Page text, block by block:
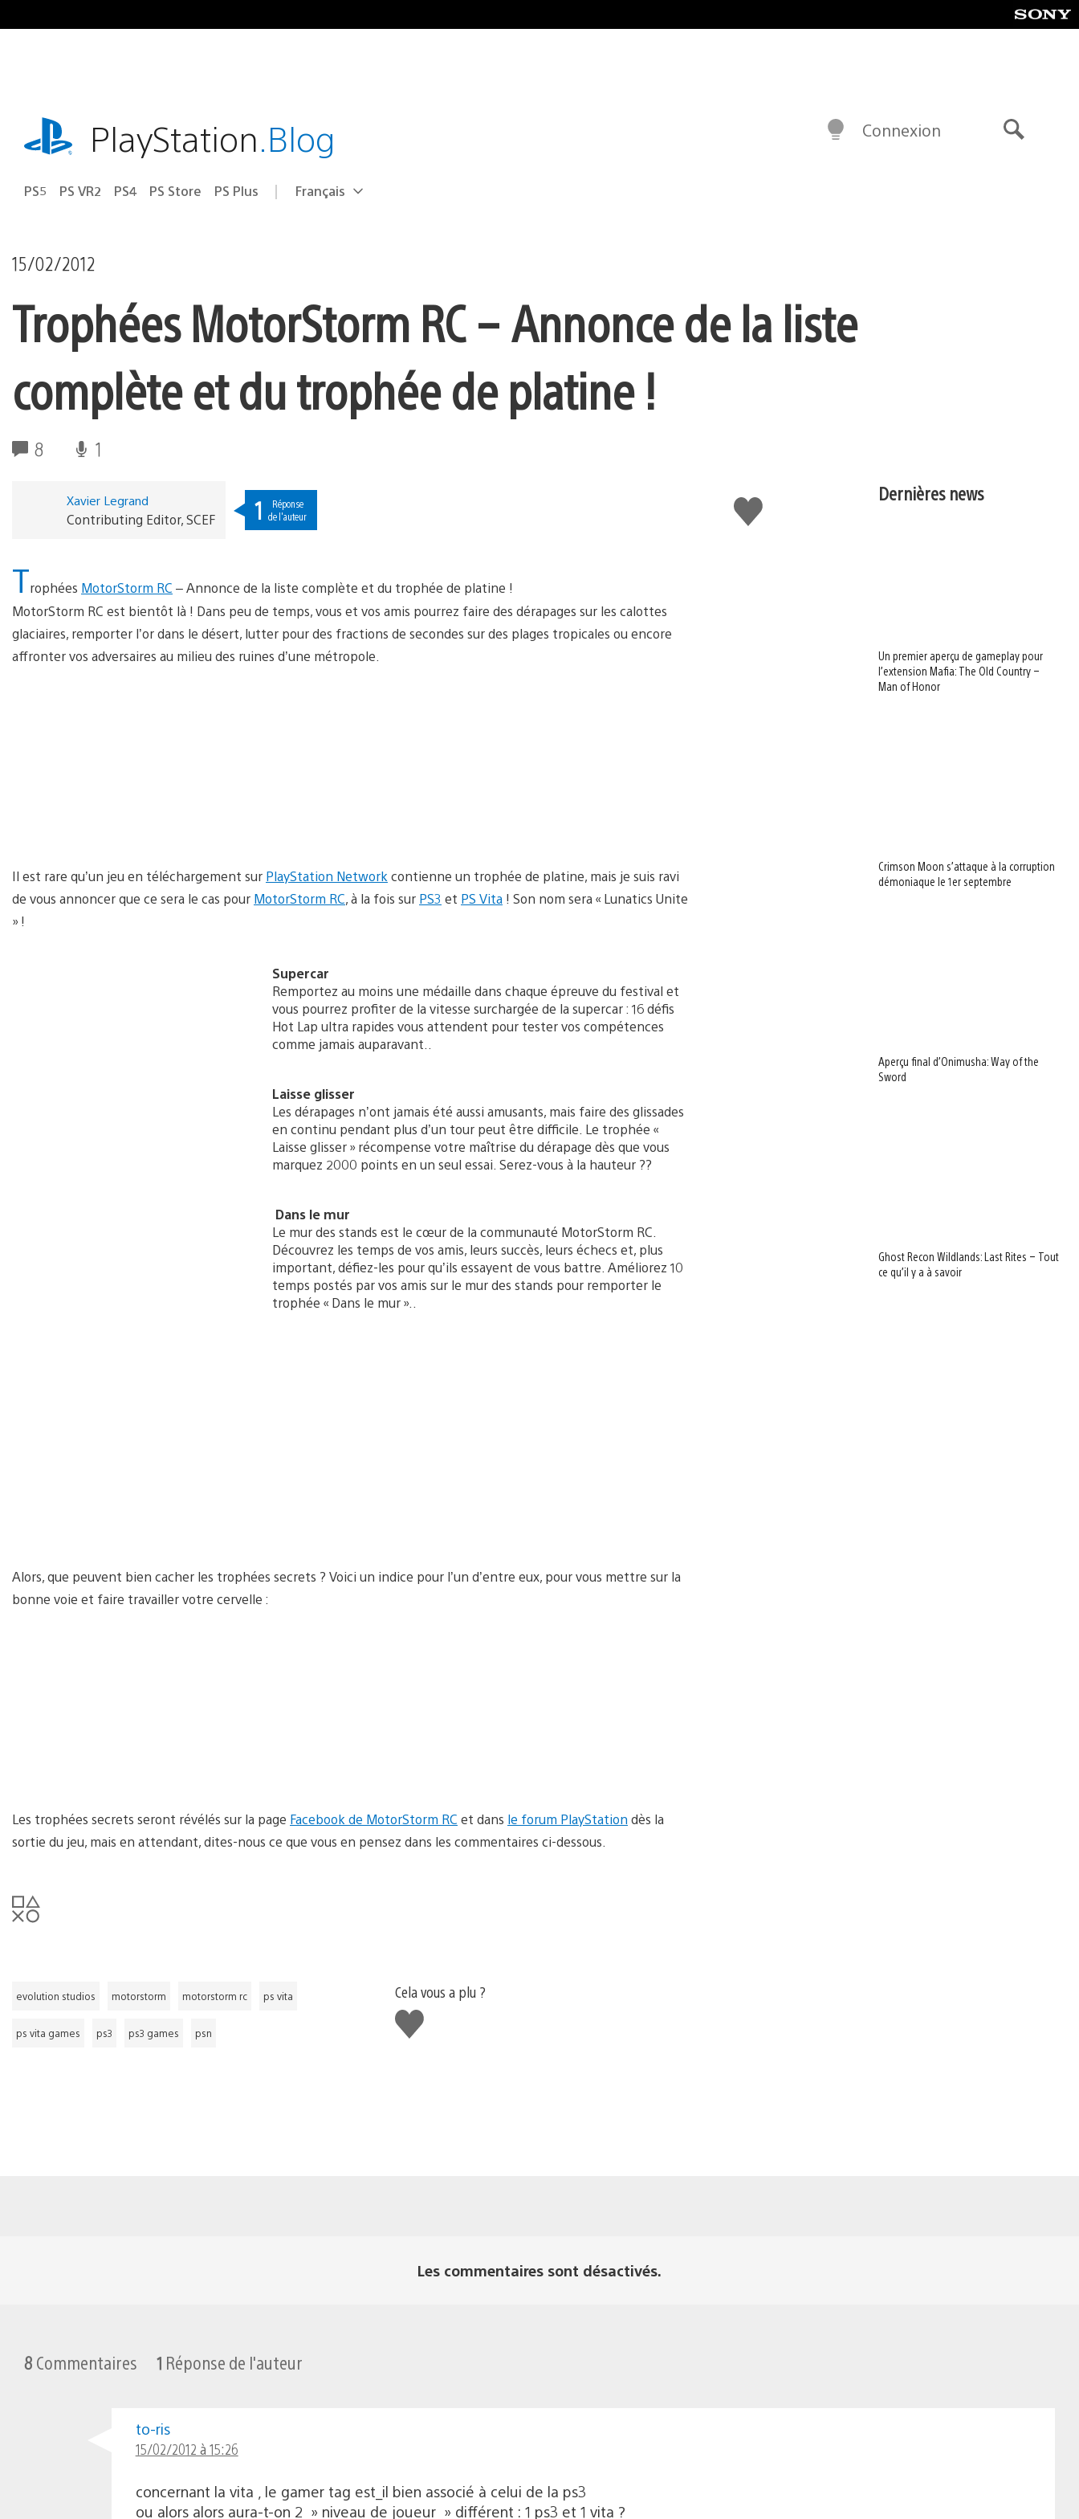
au
playstation.comPlayStation.Blog
PS5 PS VR2 PS4 PS Store PS Plus Choisir
Région
Français
Connexion
15/02/2012
Trophées MotorStorm RC – Annonce de la liste
complète et du trophée de platine !
8 1
J'aime
Xavier Legrand
Contributing Editor, SCEF 1
Réponse
de l'auteur
Trophées MotorStorm RC – Annonce de la liste complète et du trophée de platine !
MotorStorm RC est bientôt là ! Dans peu de temps, vous et vos amis pourrez faire des dérapages sur les calottes
glaciaires, remporter l’or dans le désert, lutter pour des fractions de secondes sur des plages tropicales ou encore
affronter vos adversaires au milieu des ruines d’une métropole.
Il est rare qu’un jeu en téléchargement sur PlayStation Network contienne un trophée de platine, mais je suis ravi
de vous annoncer que ce sera le cas pour MotorStorm RC, à la fois sur PS3 et PS Vita ! Son nom sera « Lunatics Unite
» !
Supercar
Remportez au moins une médaille dans chaque épreuve du festival et
vous pourrez profiter de la vitesse surchargée de la supercar : 16 défis
Hot Lap ultra rapides vous attendent pour tester vos compétences
comme jamais auparavant..
Laisse glisser
Les dérapages n’ont jamais été aussi amusants, mais faire des glissades
en continu pendant plus d’un tour peut être difficile. Le trophée «
Laisse glisser » récompense votre maîtrise du dérapage dès que vous
marquez 2000 points en un seul essai. Serez-vous à la hauteur ??
Dans le mur
Le mur des stands est le cœur de la communauté MotorStorm RC.
Découvrez les temps de vos amis, leurs succès, leurs échecs et, plus
important, défiez-les pour qu’ils essayent de vous battre. Améliorez 10
temps postés par vos amis sur le mur des stands pour remporter le
trophée « Dans le mur »..
Alors, que peuvent bien cacher les trophées secrets ? Voici un indice pour l’un d’entre eux, pour vous mettre sur la
bonne voie et faire travailler votre cervelle :
Les trophées secrets seront révélés sur la page Facebook de MotorStorm RC et dans le forum PlayStation dès la
sortie du jeu, mais en attendant, dites-nous ce que vous en pensez dans les commentaires ci-dessous.
evolution studios motorstorm motorstorm rc ps vita
ps vita games ps3 ps3 games psn
Cela vous a plu ?
J'aime
Dernières news
Un premier aperçu de gameplay pour
l’extension Mafia: The Old Country –
Man of Honor
Crimson Moon s’attaque à la corruption
démoniaque le 1er septembre
Aperçu final d’Onimusha: Way of the
Sword
Ghost Recon Wildlands: Last Rites – Tout
ce qu’il y a à savoir
Les commentaires sont désactivés.
8 Commentaires 1 Réponse de l'auteur
to-ris
15/02/2012 à 15:26
concernant la vita , le gamer tag est_il bien associé à celui de la ps3
ou alors alors aura-t-on 2 » niveau de joueur » différent : 1 ps3 et 1 vita ?